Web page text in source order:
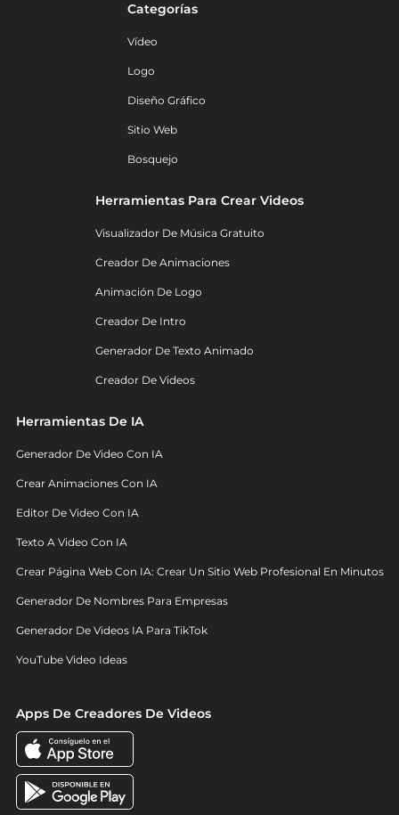
Categorías
Vídeo
Logo
Diseño Gráfico
Sitio Web
Bosquejo
Herramientas Para Crear Videos
Visualizador De Música Gratuito
Creador De Animaciones
Animación De Logo
Creador De Intro
Generador De Texto Animado
Creador De Videos
Herramientas De IA
Generador De Video Con IA
Crear Animaciones Con IA
Editor De Video Con IA
Texto A Video Con IA
Crear Página Web Con IA: Crear Un Sitio Web Profesional En Minutos
Generador De Nombres Para Empresas
Generador De Videos IA Para TikTok
YouTube Video Ideas
Apps De Creadores De Videos